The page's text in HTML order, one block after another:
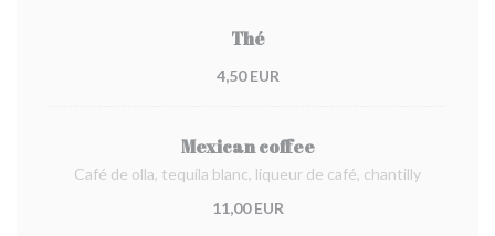
Thé
4,50 EUR
Mexican coffee
Café de olla, tequila blanc, liqueur de café, chantilly
11,00 EUR